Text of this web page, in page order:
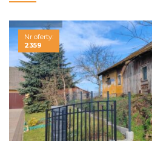
Nr oferty:
2359